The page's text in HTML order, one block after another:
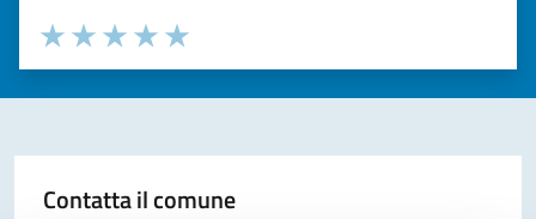
Valuta la chiarezza delle informazioni (da 1 a 5 stelle)
Seleziona il numero di stelle per valutare la chiarezza delle
Valuta 5 stelle su 5
Valuta 4 stelle su 5
Valuta 3 stelle su 5
Valuta 2 stelle su 5
Valuta 1 stelle su 5
Contatta il comune